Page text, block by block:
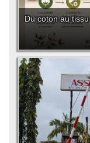
Du coton au